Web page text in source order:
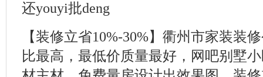
还youyi批deng
【装修立省10%-30%】衢州市家装装
比最高，最低价质量最好，网吧别墅